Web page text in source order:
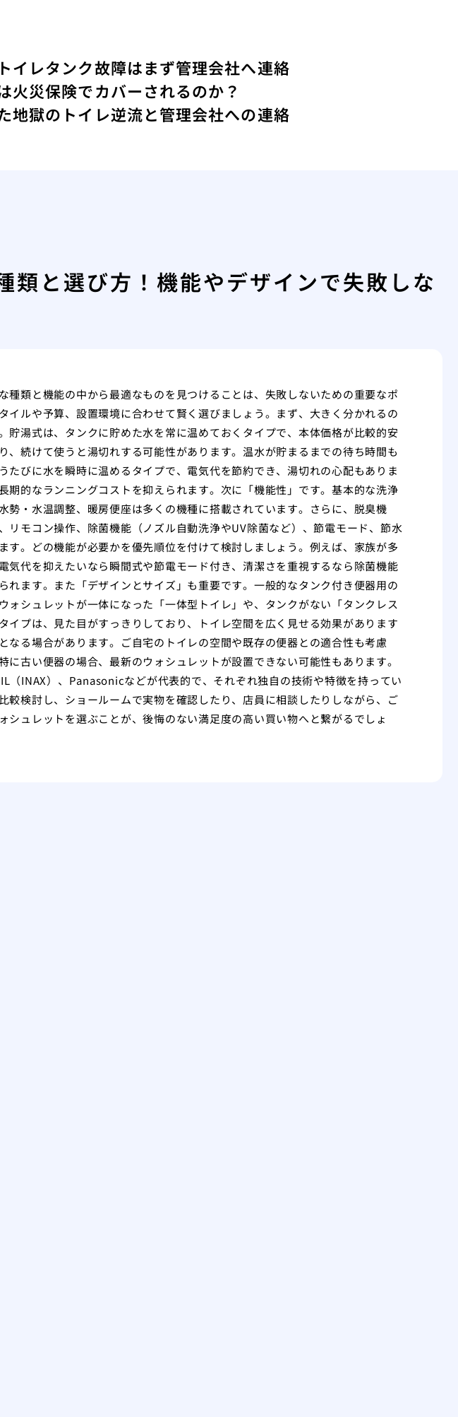
イレタンク故障はまず管理会社へ連絡
火災保険でカバーされるのか？
地獄のトイレ逆流と管理会社への連絡
類と選び方！機能やデザインで失敗しな
種類と機能の中から最適なものを見つけることは、失敗しないための重要なポ
イルや予算、設置環境に合わせて賢く選びましょう。まず、大きく分かれるの
貯湯式は、タンクに貯めた水を常に温めておくタイプで、本体価格が比較的安
、続けて使うと湯切れする可能性があります。温水が貯まるまでの待ち時間も
たびに水を瞬時に温めるタイプで、電気代を節約でき、湯切れの心配もありま
期的なランニングコストを抑えられます。次に「機能性」です。基本的な洗浄
勢・水温調整、暖房便座は多くの機種に搭載されています。さらに、脱臭機
リモコン操作、除菌機能（ノズル自動洗浄やUV除菌など）、節電モード、節水
す。どの機能が必要かを優先順位を付けて検討しましょう。例えば、家族が多
気代を抑えたいなら瞬間式や節電モード付き、清潔さを重視するなら除菌機能
れます。また「デザインとサイズ」も重要です。一般的なタンク付き便器用の
ォシュレットが一体になった「一体型トイレ」や、タンクがない「タンクレス
イプは、見た目がすっきりしており、トイレ空間を広く見せる効果があります
なる場合があります。ご自宅のトイレの空間や既存の便器との適合性も考慮
に古い便器の場合、最新のウォシュレットが設置できない可能性もあります。
（INAX）、Panasonicなどが代表的で、それぞれ独自の技術や特徴を持ってい
較検討し、ショールームで実物を確認したり、店員に相談したりしながら、ご
シュレットを選ぶことが、後悔のない満足度の高い買い物へと繋がるでしょ